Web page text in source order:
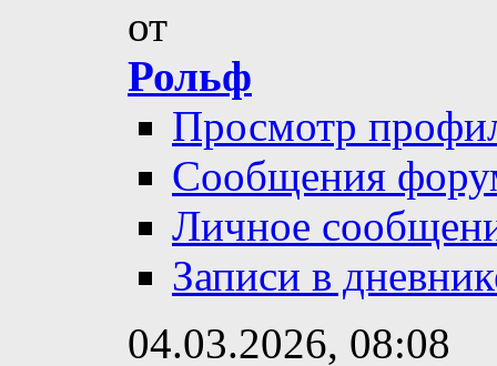
от
Рольф
Просмотр
Сообщения
Личное
Записи в
04.03.2026, 08:08